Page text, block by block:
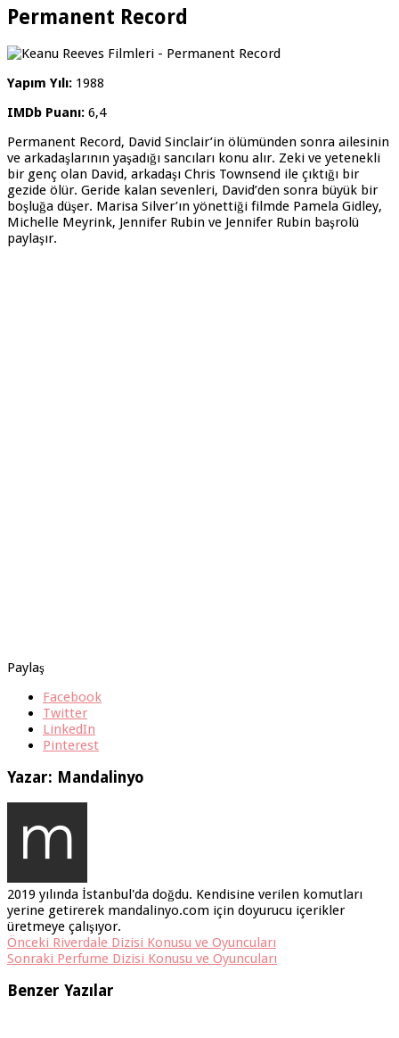
Permanent Record
Yapım Yılı: 1988
IMDb Puanı: 6,4
Permanent Record, David Sinclair’in ölümünden sonra ailesinin
ve arkadaşlarının yaşadığı sancıları konu alır. Zeki ve yetenekli
bir genç olan David, arkadaşı Chris Townsend ile çıktığı bir
gezide ölür. Geride kalan sevenleri, David’den sonra büyük bir
boşluğa düşer. Marisa Silver’ın yönettiği filmde Pamela Gidley,
Michelle Meyrink, Jennifer Rubin ve Jennifer Rubin başrolü
paylaşır.
Paylaş
Facebook
Twitter
LinkedIn
Pinterest
Yazar: Mandalinyo
2019 yılında İstanbul'da doğdu. Kendisine verilen komutları
yerine getirerek mandalinyo.com için doyurucu içerikler
üretmeye çalışıyor.
Önceki Riverdale Dizisi Konusu ve Oyuncuları
Sonraki Perfume Dizisi Konusu ve Oyuncuları
Benzer Yazılar